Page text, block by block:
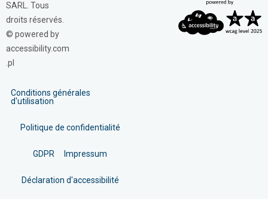
SARL. Tous
droits réservés.
© powered by
accessibility.com
.pl
Conditions générales
d'utilisation
Politique de confidentialité
GDPR Impressum
Déclaration d'accessibilité